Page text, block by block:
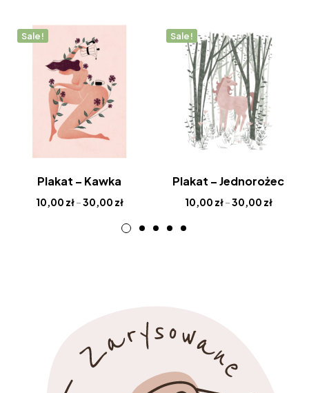
Sale!
Plakat – Kawka
10,00 zł–30,00 zł
Sale!
Plakat – Jednorożec
10,00 zł–30,00 zł